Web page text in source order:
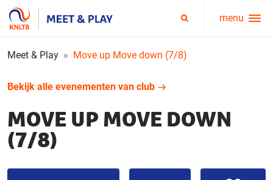
Service
menu
menu
Meet & Play Move up Move down (7/8)
Bekijk alle evenementen van club
MOVE UP MOVE DOWN
(7/8)